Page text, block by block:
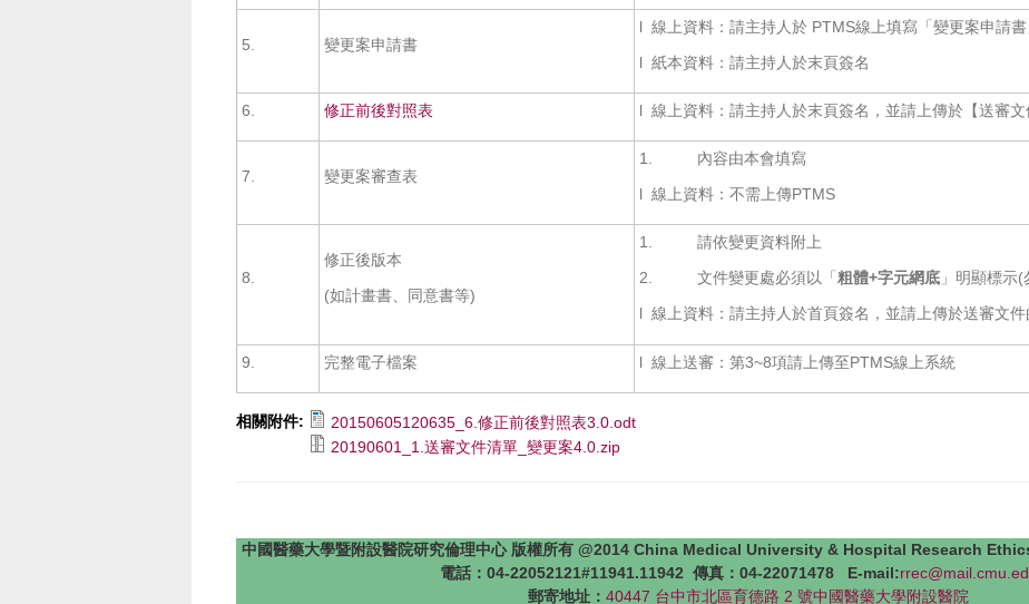
5. 變更案申請書
l 線上資料：請主持人於 PTMS線上填寫「變更案申請
l 紙本資料：請主持人於末頁簽名
6. 修正前後對照表 l 線上資料：請主持人於末頁簽名，並請上傳於【送審
7. 變更案審查表
1. 內容由本會填寫
l 線上資料：不需上傳PTMS
8.
修正後版本
(如計畫書、同意書等)
1. 請依變更資料附上
2. 文件變更處必須以「 粗體+字元網底 」明顯標示
l 線上資料：請主持人於首頁簽名，並請上傳於送審文件
9. 完整電子檔案 l 線上送審：第3~8項請上傳至PTMS線上系統
相關附件:
20150605120635_6.修正前後對照表3.0.odt
20190601_1.送審文件清單_變更案4.0.zip
中國醫藥大學暨附設醫院研究倫理中心 版權所有 @2014 China Medical University & Hospital Research
電話：04-22052121#11941.11942 傳真：04-22071478 E-mail:
郵寄地址： 40447 台中市北區育德路 2 號中國醫藥大學附設醫院